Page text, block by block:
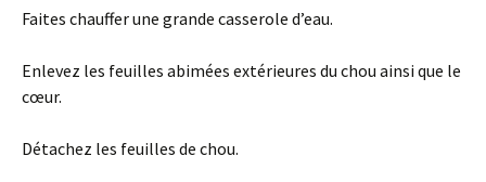
Faites chauffer une grande casserole d’eau.
Enlevez les feuilles abimées extérieures du chou ainsi que le
cœur.
Détachez les feuilles de chou.